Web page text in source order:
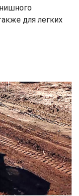
для легких